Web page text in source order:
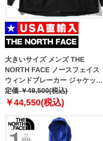
大きいサイズ メンズ THE
NORTH FACE ノースフェイス
ウィンドブレーカー ジャケット
USA直輸入 nf0a87fr-4h0
定価 ￥49,500(税込)
￥44,550(税込)